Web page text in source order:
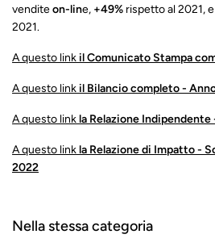
venditeon-line, +49% rispetto al 2021, e
2021.
A questo link il Comunicato Stampa
A questo link il Bilancio completo -
A questo linkla Relazione Indipendente
A questo linkla Relazione di Impatto -
2022
Nella stessa categoria